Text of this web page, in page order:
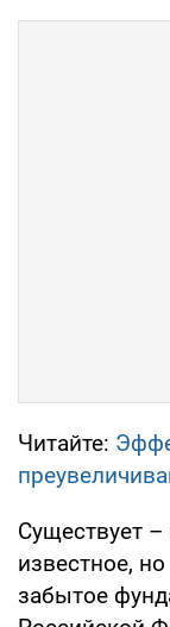
Читайте:
Существует
известное,
забытое